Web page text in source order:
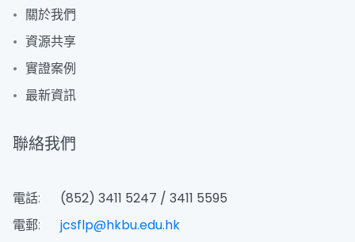
關於我們
資源共享
實證案例
最新資訊
聯絡我們
電話:
(852) 3411 5247 / 3411 5595
電郵:
jcsflp@hkbu.edu.hk